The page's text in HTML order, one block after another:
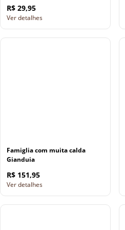
R$ 29,95
Ver detalhes
Famiglia com muita calda
Gianduia
R$ 151,95
Ver detalhes